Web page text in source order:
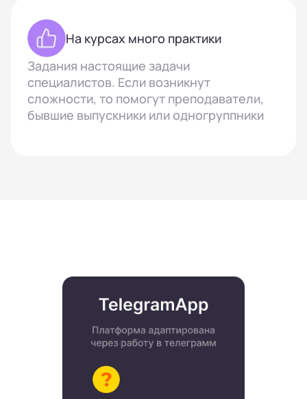
На курсах много практики
Задания настоящие задачи
специалистов. Если возникнут
сложности, то помогут преподаватели,
бывшие выпускники или одногруппники